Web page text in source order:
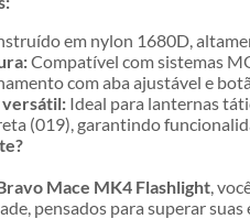
em nylon 1680D,
Compatível com sistemas
com aba ajustável e
versátil: Ideal para lanternas
(019), garantindo
Mace MK4 Flashlight,
pensados para superar